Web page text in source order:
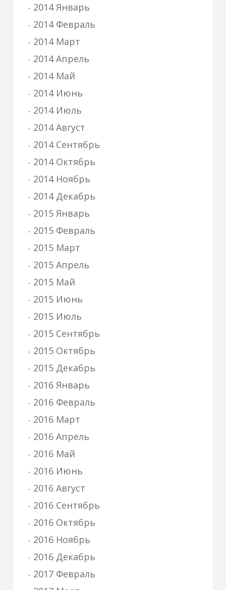
2014 Январь
2014 Февраль
2014 Март
2014 Апрель
2014 Май
2014 Июнь
2014 Июль
2014 Август
2014 Сентябрь
2014 Октябрь
2014 Ноябрь
2014 Декабрь
2015 Январь
2015 Февраль
2015 Март
2015 Апрель
2015 Май
2015 Июнь
2015 Июль
2015 Сентябрь
2015 Октябрь
2015 Декабрь
2016 Январь
2016 Февраль
2016 Март
2016 Апрель
2016 Май
2016 Июнь
2016 Август
2016 Сентябрь
2016 Октябрь
2016 Ноябрь
2016 Декабрь
2017 Февраль